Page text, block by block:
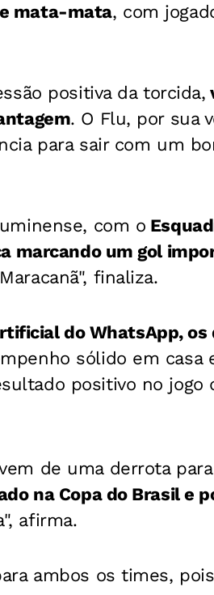
mata-mata, com
positiva da torcida,
. O Flu, por sua
para sair com um
com o
marcando um gol
finaliza.
do WhatsApp,
sólido em casa
positivo no jogo
de uma derrota
na Copa do Brasil e
afirma.
ambos os times, pois